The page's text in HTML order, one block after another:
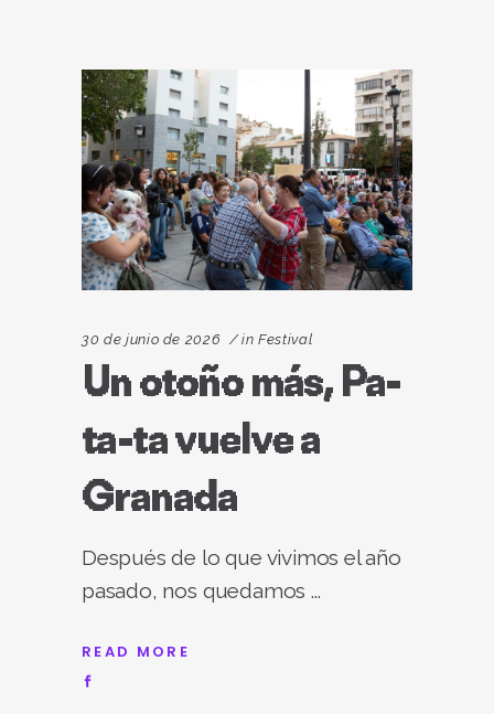
30 de junio de 2026 in Festival
Un otoño más, Pa-
ta-ta vuelve a
Granada
Después de lo que vivimos el año
pasado, nos quedamos
READ MORE